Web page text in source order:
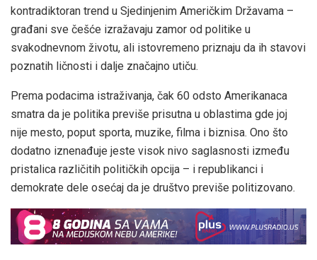
kontradiktoran trend u Sjedinjenim Američkim Državama –
građani sve češće izražavaju zamor od politike u
svakodnevnom životu, ali istovremeno priznaju da ih stavovi
poznatih ličnosti i dalje značajno utiču.
Prema podacima istraživanja, čak 60 odsto Amerikanaca
smatra da je politika previše prisutna u oblastima gde joj
nije mesto, poput sporta, muzike, filma i biznisa. Ono što
dodatno iznenađuje jeste visok nivo saglasnosti između
pristalica različitih političkih opcija – i republikanci i
demokrate dele osećaj da je društvo previše politizovano.